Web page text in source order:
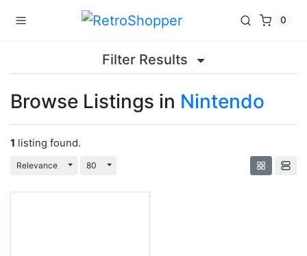
0
Filter Results
Browse Listings in Nintendo
1 listing found.
Relevance Toggle Dropdown
80 Toggle Dropdown